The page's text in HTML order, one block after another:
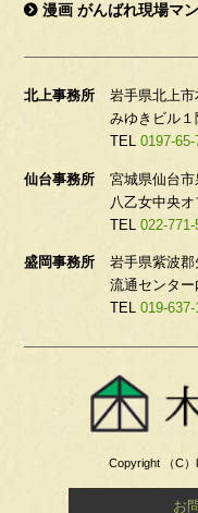
漫画 がんばれ現場マ
北上事務所
岩手県北上市
みゆきビル１
TEL 0197-65-
仙台事務所
宮城県仙台
八乙女中央
TEL 022-771-
盛岡事務所
岩手県紫波郡
流通センター
TEL 019-637-
Copyright （C）
お